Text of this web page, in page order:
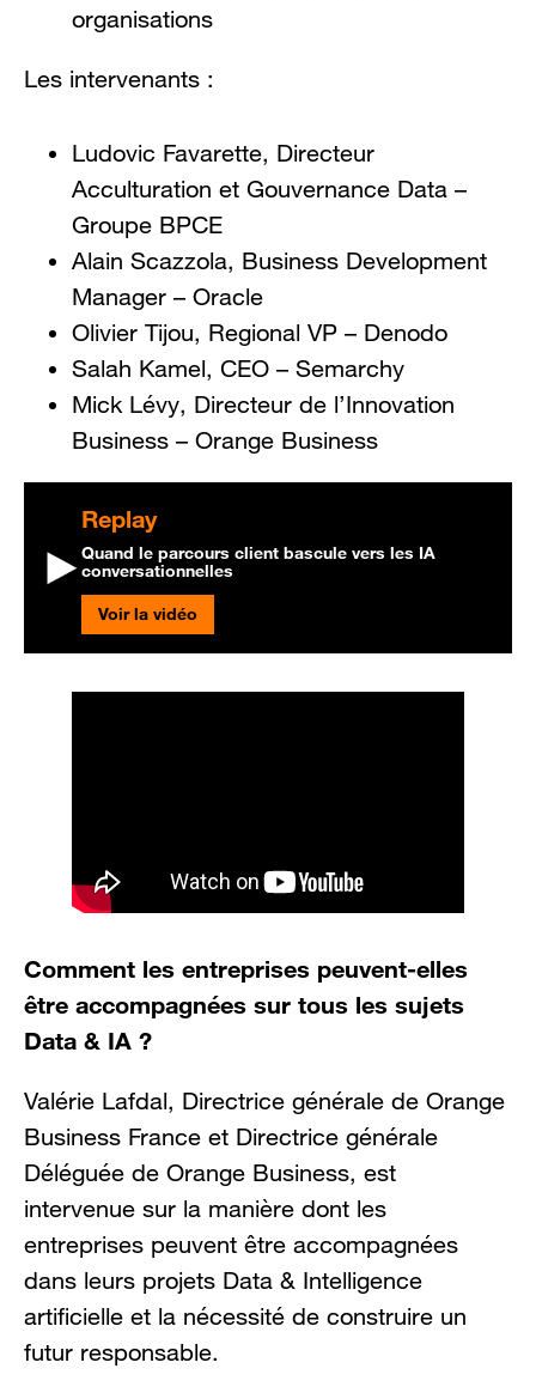
organisations
Les intervenants :
Ludovic Favarette, Directeur
Acculturation et Gouvernance Data –
Groupe BPCE
Alain Scazzola, Business Development
Manager – Oracle
Olivier Tijou, Regional VP – Denodo
Salah Kamel, CEO – Semarchy
Mick Lévy, Directeur de l’Innovation
Business – Orange Business
Replay
Quand le parcours client bascule vers les IA
conversationnelles
Voir la vidéo
Comment les entreprises peuvent-elles
être accompagnées sur tous les sujets
Data & IA ?
Valérie Lafdal, Directrice générale de Orange
Business France et Directrice générale
Déléguée de Orange Business, est
intervenue sur la manière dont les
entreprises peuvent être accompagnées
dans leurs projets Data & Intelligence
artificielle et la nécessité de construire un
futur responsable.